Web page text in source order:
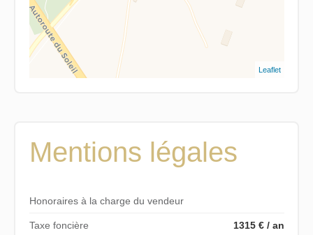
Leaflet
Mentions légales
Honoraires à la charge du vendeur
Taxe foncière 1315 € / an